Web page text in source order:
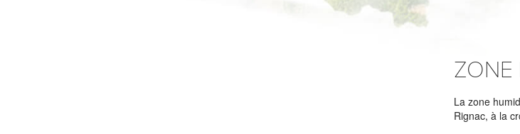
ZONE
La zone
Rignac, à la